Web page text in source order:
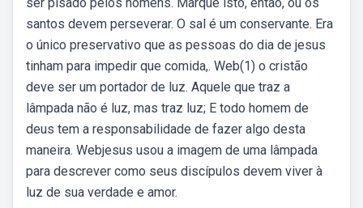
santos devem perseverar. O sal é um conservante. Era
o único preservativo que as pessoas do dia de jesus
tinham para impedir que comida,. Web(1) o cristão
deve ser um portador de luz. Aquele que traz a
lâmpada não é luz, mas traz luz; E todo homem de
deus tem a responsabilidade de fazer algo desta
maneira. Webjesus usou a imagem de uma lâmpada
para descrever como seus discípulos devem viver à
luz de sua verdade e amor.